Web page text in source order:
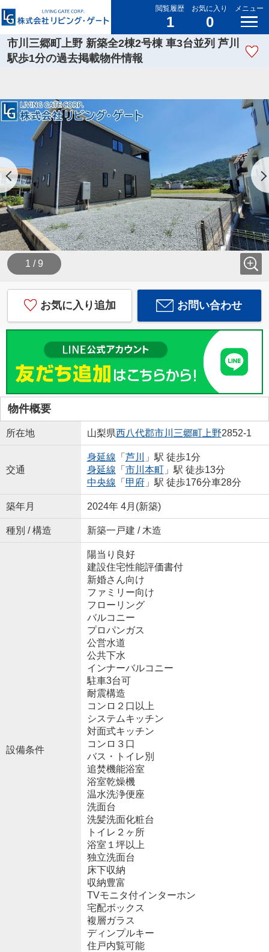
閲覧履歴
1
お気に入り
0
メニュー
市川三郷町上野 新築全2棟2号棟 車3台並列 芦川
駅歩1分の過去掲載物件情報
1 / 9
お気に入り追加 お問い合わせ
物件概要
所在地 山梨県西八代郡市川三郷町上野2852-1
交通
身延線 「 芦川
」駅 徒歩1分
身延線 「 市川本町」駅 徒歩13分
中央線 「 甲府」駅 徒歩176分車28分
築年月 2024年 4月(新築)
種別 / 構造 新築一戸建 / 木造
設備条件
陽当り良好
建設住宅性能評価書付
新婚さん向け
ファミリー向け
フローリング
バルコニー
プロパンガス
公営水道
公共下水
インナーバルコニー
駐車3台可
耐震構造
コンロ２口以上
システムキッチン
対面式キッチン
コンロ３口
バス・トイレ別
追焚機能浴室
浴室乾燥機
温水洗浄便座
洗面台
洗髪洗面化粧台
トイレ２ヶ所
浴室１坪以上
独立洗面台
床下収納
収納豊富
TVモニタ付インターホン
宅配ボックス
複層ガラス
ディンプルキー
住戸内覧可能